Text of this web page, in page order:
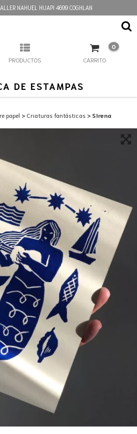
NAHUEL HUAPI 4699 COGHLAN
PRODUCTOS CARRITO
0
DE ESTAMPAS
papel > Criaturas fantásticas > Sirena